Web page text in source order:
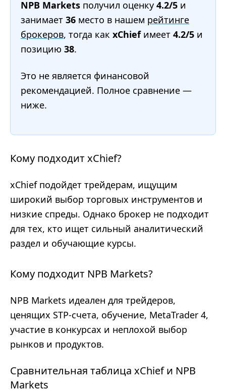
NPB Markets получил оценку 4.2/5 и
занимает 36 место в нашем рейтинге
брокеров, тогда как xChiefимеет 4.2/5 и
позицию 38.
Это не является финансовой
рекомендацией. Полное сравнение —
ниже.
Кому подходит xChief?
xChief подойдет трейдерам, ищущим
широкий выбор торговых инструментов и
низкие спреды. Однако брокер не подходит
для тех, кто ищет сильный аналитический
раздел и обучающие курсы.
Кому подходит NPB Markets?
NPB Markets идеален для трейдеров,
ценящих STP-счета, обучение, MetaTrader 4,
участие в конкурсах и неплохой выбор
рынков и продуктов.
Сравнительная таблица xChief и NPB
Markets